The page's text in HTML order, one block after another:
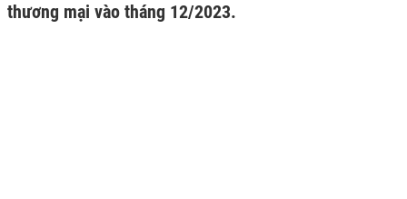
thương mại vào tháng 12/2023.